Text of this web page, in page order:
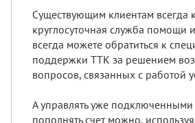
Существующим клиентам всегда
круглосуточная служба помощи
всегда можете обратиться к
поддержки ТТК за решением
вопросов, связанных с работой
А управлять уже подключенными
пополнять счет можно,